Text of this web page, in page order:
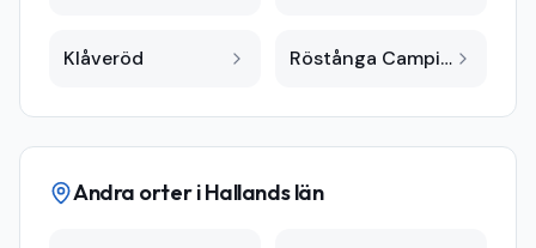
Klåveröd Röstånga Camping
Andra orter iHallands län